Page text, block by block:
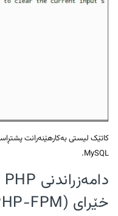
MySQL.
خێرای CGI (PHP-FPM)